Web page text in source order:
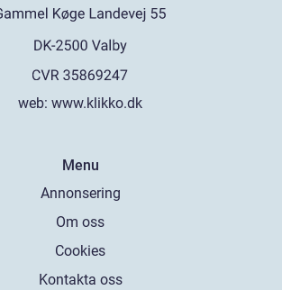
web: www.klikko.dk
Menu
Annonsering
Om oss
Cookies
Kontakta oss